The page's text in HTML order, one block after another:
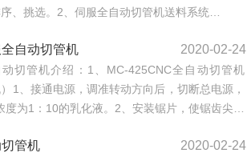
、挑选。2、伺服全自动切管机送料系统…
自动切管机 2020-02-24
切管机介绍：1、MC-425CNC全自动切管机
）1、接通电源，调准转动方向后，切断总电源，
度为1：10的乳化液。2、安装锯片，使锯齿尖…
管机 2020-02-24